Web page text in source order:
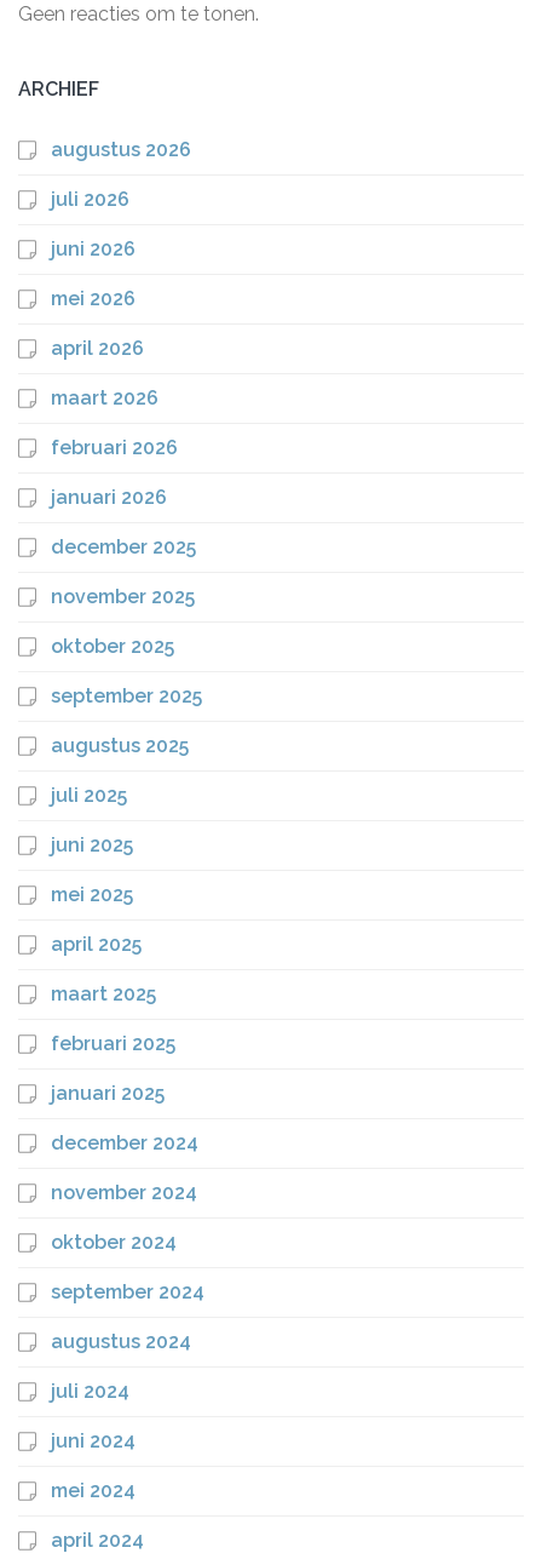
Geen reacties om te tonen.
ARCHIEF
augustus 2026
juli 2026
juni 2026
mei 2026
april 2026
maart 2026
februari 2026
januari 2026
december 2025
november 2025
oktober 2025
september 2025
augustus 2025
juli 2025
juni 2025
mei 2025
april 2025
maart 2025
februari 2025
januari 2025
december 2024
november 2024
oktober 2024
september 2024
augustus 2024
juli 2024
juni 2024
mei 2024
april 2024